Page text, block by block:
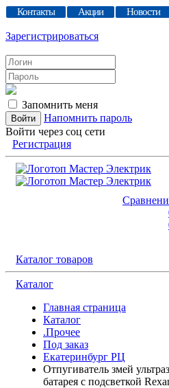
Контакты Акции Новости
Зарегистрироваться
Запомнить меня
Напомнить пароль
Войти через соц сети
Регистрация
Каталог товаров
Каталог
Главная страница
Каталог
.Прочее
Под заказ
Екатеринбург РЦ
Отпугиватель змей
батарея с подсветкой